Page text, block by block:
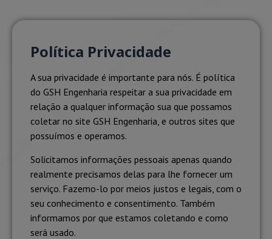
Política Privacidade
A sua privacidade é importante para nós. É política
do GSH Engenharia respeitar a sua privacidade em
relação a qualquer informação sua que possamos
coletar no site GSH Engenharia, e outros sites que
possuímos e operamos.
Solicitamos informações pessoais apenas quando
realmente precisamos delas para lhe fornecer um
serviço. Fazemo-lo por meios justos e legais, com o
seu conhecimento e consentimento. Também
informamos por que estamos coletando e como
será usado.